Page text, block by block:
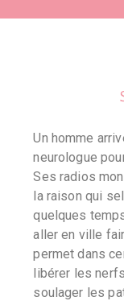
Un homme
neurologue
Ses radios
la raison qui
quelques
aller en ville
permet dans
libérer les
soulager les